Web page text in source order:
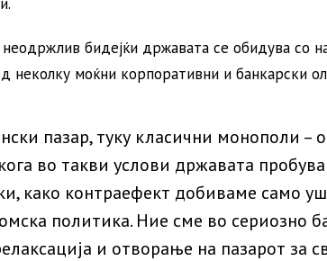
бидејќи државата се обидува со
неколку моќни корпоративни и банкарски
пазар, туку класични монополи –
во такви услови државата
како контраефект добиваме само
политика. Ние сме во сериозно
и отворање на пазарот за